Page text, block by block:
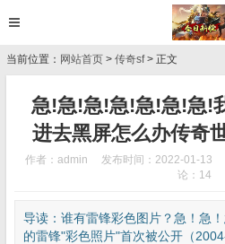
当前位置： 网站首页 > 传奇sf> 正文
急!急!急!急!急!急!急!
进去黑屏怎么办传奇
作者：admin 发布时间：2022-01-13
论：14
导读：谁有雷锋彩色图片？急！急
的雷锋"彩色照片"首次被公开（